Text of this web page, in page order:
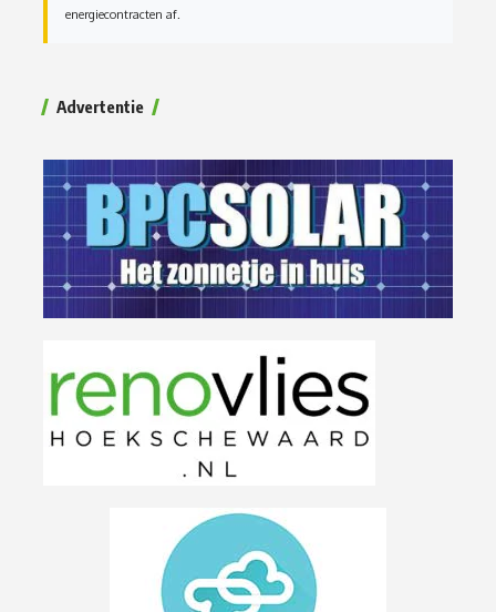
energiecontracten af.
Advertentie